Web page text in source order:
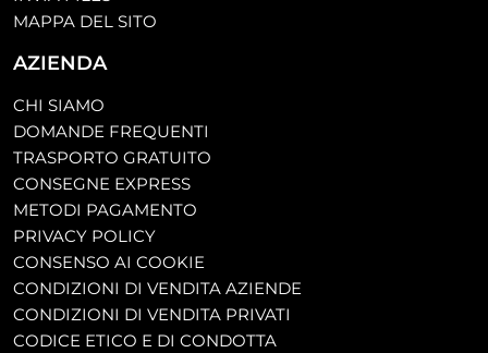
MAPPA DEL SITO
AZIENDA
CHI SIAMO
DOMANDE FREQUENTI
TRASPORTO GRATUITO
CONSEGNE EXPRESS
METODI PAGAMENTO
PRIVACY POLICY
CONSENSO AI COOKIE
CONDIZIONI DI VENDITA AZIENDE
CONDIZIONI DI VENDITA PRIVATI
CODICE ETICO E DI CONDOTTA